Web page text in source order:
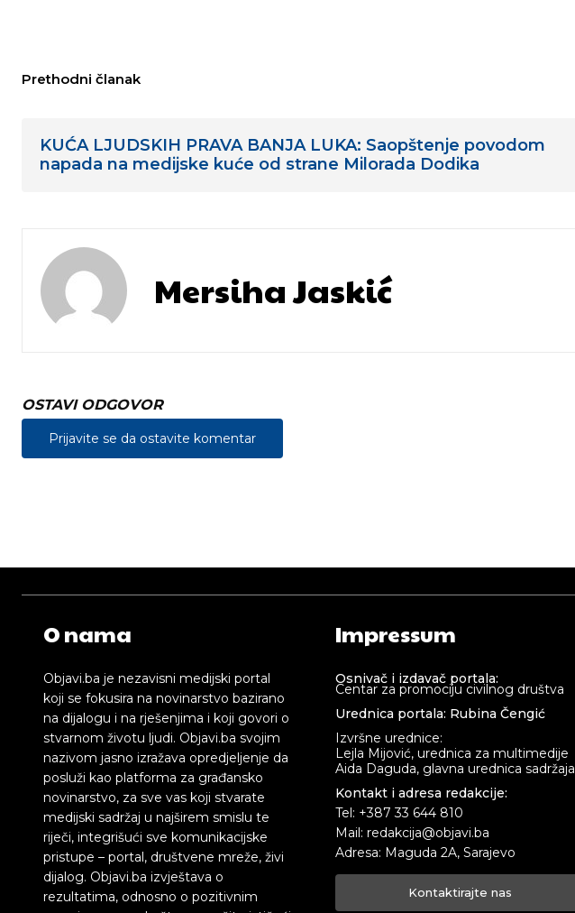
Prethodni članak
KUĆA LJUDSKIH PRAVA BANJA LUKA: Saopštenje povodom
napada na medijske kuće od strane Milorada Dodika
Mersiha Jaskić
OSTAVI ODGOVOR
Prijavite se da ostavite komentar
O nama
Objavi.ba je nezavisni medijski portal
koji se fokusira na novinarstvo bazirano
na dijalogu i na rješenjima i koji govori o
stvarnom životu ljudi. Objavi.ba svojim
nazivom jasno izražava opredjeljenje da
posluži kao platforma za građansko
novinarstvo, za sve vas koji stvarate
medijski sadržaj u najširem smislu te
riječi, integrišući sve komunikacijske
pristupe – portal, društvene mreže, živi
dijalog. Objavi.ba izvještava o
rezultatima, odnosno o pozitivnim
Impressum
Osnivač i izdavač portala:
Centar za promociju civilnog društva
Urednica portala: Rubina Čengić
Izvršne urednice:
Lejla Mijović, urednica za multimedije
Aida Daguda, glavna urednica sadržaja
Kontakt i adresa redakcije:
Tel: +387 33 644 810
Mail: redakcija@objavi.ba
Adresa: Maguda 2A, Sarajevo
Kontaktirajte nas